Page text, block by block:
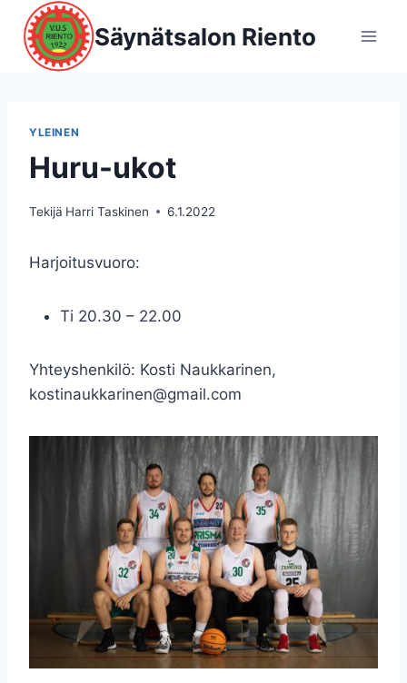
Siirry
sisältöön
Säynätsalon Riento
YLEINEN
Huru-ukot
Tekijä Harri Taskinen 6.1.2022
Harjoitusvuoro:
Ti 20.30 – 22.00
Yhteyshenkilö: Kosti Naukkarinen,
kostinaukkarinen@gmail.com